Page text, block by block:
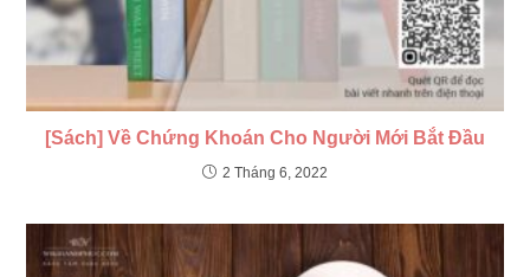
[Sách] Về Chứng Khoán Cho Người Mới Bắt Đầu
2 Tháng 6, 2022